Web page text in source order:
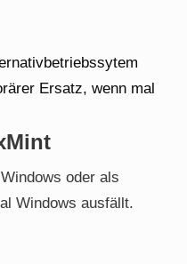
oder als
Windows ausfällt.